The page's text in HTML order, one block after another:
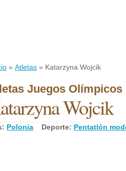
» Atletas » Katarzyna Wojcik
Juegos Olímpicos
Wojcik
Polonia Deporte: Pentatlón